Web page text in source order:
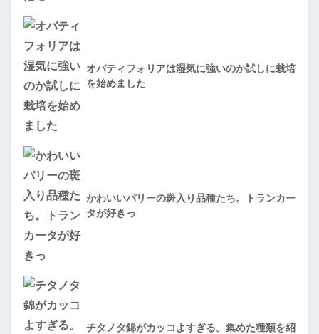
オバティフォリアは湿気に強いのか試しに栽培
を始めました
かわいいパリーの斑入り品種たち。トランカー
タが好きっ
チタノタ錦がカッコよすぎる。集めた種類を紹